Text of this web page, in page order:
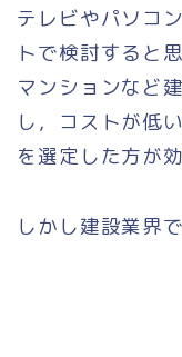
テレビやパソコ
トで検討すると
マンションなど
し，コストが低
を選定した方が
しかし建設業界